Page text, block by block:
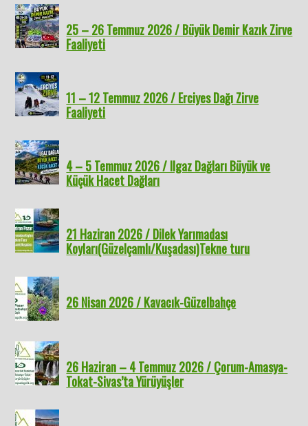
25 – 26 Temmuz 2026 / Büyük Demir Kazık Zirve
Faaliyeti
11 – 12 Temmuz 2026 / Erciyes Dağı Zirve
Faaliyeti
4 – 5 Temmuz 2026 / Ilgaz Dağları Büyük ve
Küçük Hacet Dağları
21 Haziran 2026 / Dilek Yarımadası
Koyları(Güzelçamlı/Kuşadası)Tekne turu
26 Nisan 2026 / Kavacık-Güzelbahçe
26 Haziran – 4 Temmuz 2026 / Çorum-Amasya-
Tokat-Sivas’ta Yürüyüşler